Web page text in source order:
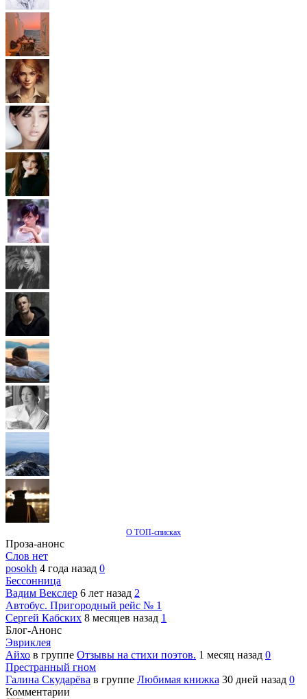
О ТОП-списках
Проза-анонс
Слов нет
posokh 4 года назад 0
Бессонница
Вадим Векслер 6 лет назад 2
Автобус. Пригородный рейс № 1
Сергей Кабских 8 месяцев назад 1
Блог-Анонс
Эвриклея
Айхо в группе Отзывы на стихи поэтов. 1 месяц назад 0
Престранный гном
Галина Скударёва в группе Любимая книжка 30 дней назад 0
Комментарии